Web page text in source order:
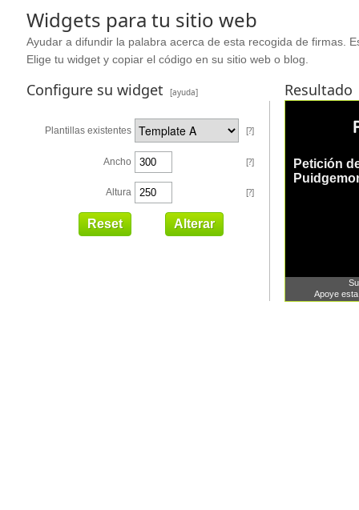
Widgets para tu sitio web
Ayudar a difundir la palabra acerca de esta recogida de firmas.
Elige tu widget y copiar el código en su sitio web o blog.
Configure su widget [ayuda] Resultado
Plantillas existentes [?]
Ancho [?]
Altura [?]